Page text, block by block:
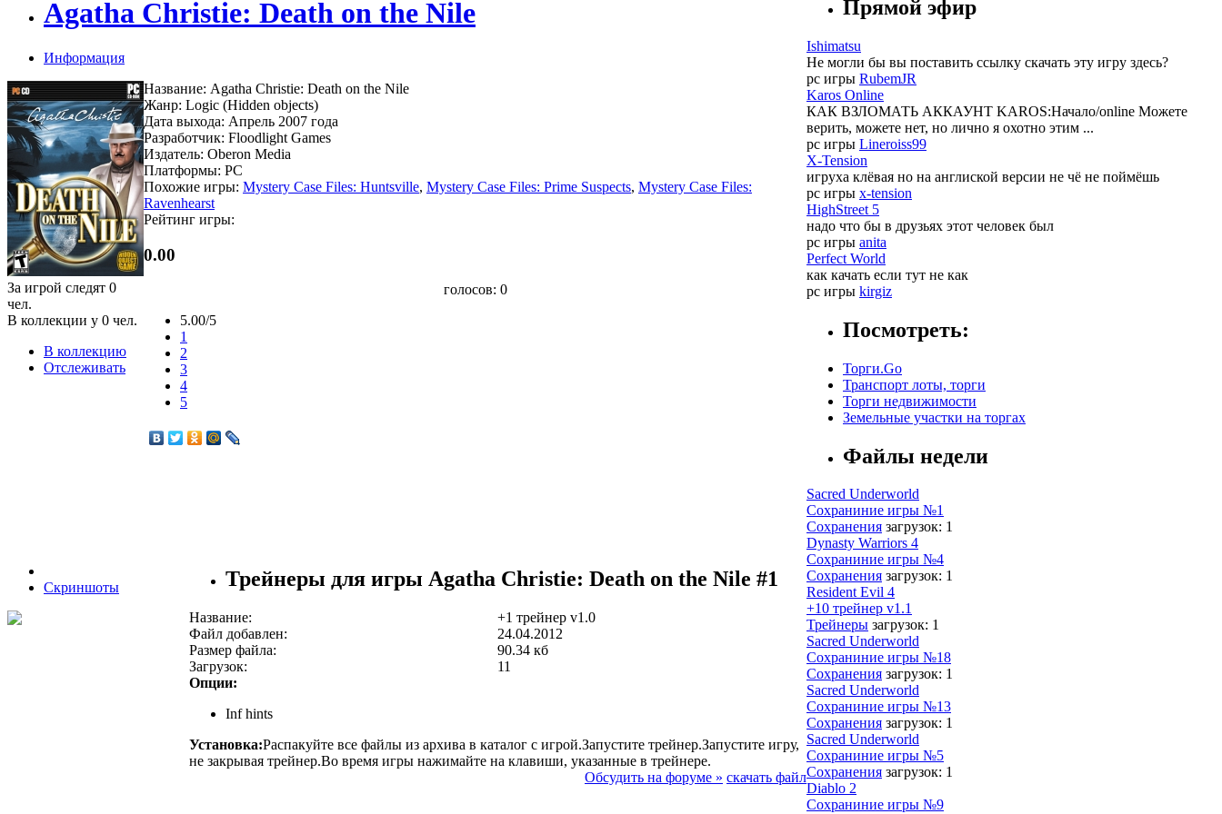
Agatha Christie: Death on the Nile
Информация
За игрой следят 0
чел.
В коллекции у 0 чел.
В коллекцию
Отслеживать
Название: Agatha Christie: Death on the Nile
Жанр: Logic (Hidden objects)
Дата выхода: Апрель 2007 года
Разработчик: Floodlight Games
Издатель: Oberon Media
Платформы: PC
Похожие игры: Mystery Case Files: Huntsville, Mystery Case Files: Prime Suspects, Mystery Case Files:
Ravenhearst
Рейтинг игры:
0.00
голосов: 0
5.00/5
1
2
3
4
5
Скриншоты Трейнеры для игры Agatha Christie: Death on the Nile #1
Название:
+1 трейнер v1.0
Файл добавлен:
24.04.2012
Размер файла:
90.34 кб
Загрузок:
11
Опции:
Inf hints
Установка:Распакуйте все файлы из архива в каталог с игрой.Запустите трейнер.Запустите игру,
не закрывая трейнер.Во время игры нажимайте на клавиши, указанные в трейнере.
Обсудить на форуме » скачать файл
Прямой эфир
Ishimatsu
Не могли бы вы поставить ссылку скачать эту игру здесь?
pc игры RubemJR
Karos Online
КАК ВЗЛОМАТЬ АККАУНТ KAROS:Начало/online Можете
верить, можете нет, но лично я охотно этим ...
pc игры Lineroiss99
X-Tension
игруха клёвая но на англиской версии не чё не поймёшь
pc игры x-tension
HighStreet 5
надо что бы в друзьях этот человек был
pc игры anita
Perfect World
как качать если тут не как
pc игры kirgiz
Посмотреть:
Торги.Go
Транспорт лоты, торги
Торги недвижимости
Земельные участки на торгах
Файлы недели
Sacred Underworld
Сохраниние игры №1
Сохранения загрузок: 1
Dynasty Warriors 4
Сохраниние игры №4
Сохранения загрузок: 1
Resident Evil 4
+10 трейнер v1.1
Трейнеры загрузок: 1
Sacred Underworld
Сохраниние игры №18
Сохранения загрузок: 1
Sacred Underworld
Сохраниние игры №13
Сохранения загрузок: 1
Sacred Underworld
Сохраниние игры №5
Сохранения загрузок: 1
Diablo 2
Сохраниние игры №9